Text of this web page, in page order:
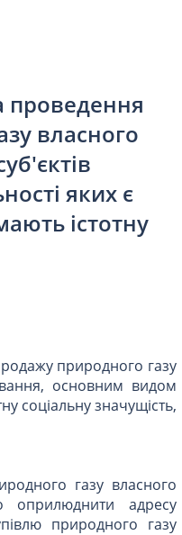
проведення
власного
яких є
істотну
природного газу
основним видом
соціальну значущість,
газу власного
оприлюднити адресу
природного газу